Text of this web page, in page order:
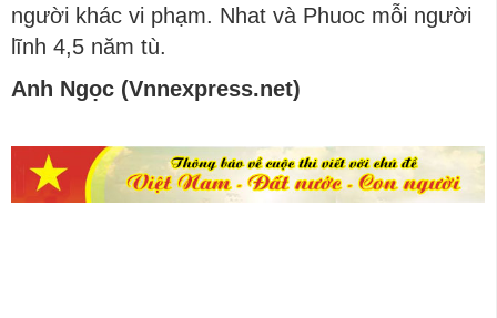
người khác vi phạm. Nhat và Phuoc mỗi người
lĩnh 4,5 năm tù.
Anh Ngọc (Vnnexpress.net)